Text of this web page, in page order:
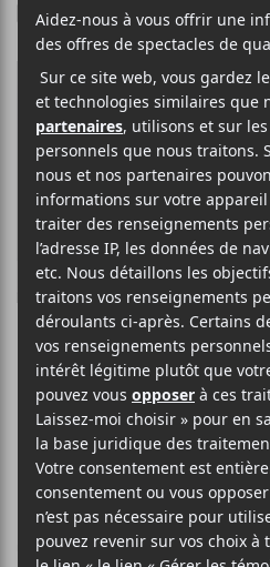
F
A
C
E
B
O
O
K
T
W
I
T
E
R
P
A
R
T
G
E
R
Once in
Moon
retour